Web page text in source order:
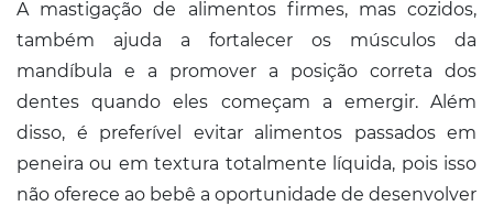
A mastigação de alimentos firmes, mas cozidos,
também ajuda a fortalecer os músculos da
mandíbula e a promover a posição correta dos
dentes quando eles começam a emergir. Além
disso, é preferível evitar alimentos passados em
peneira ou em textura totalmente líquida, pois isso
não oferece ao bebê a oportunidade de desenvolver